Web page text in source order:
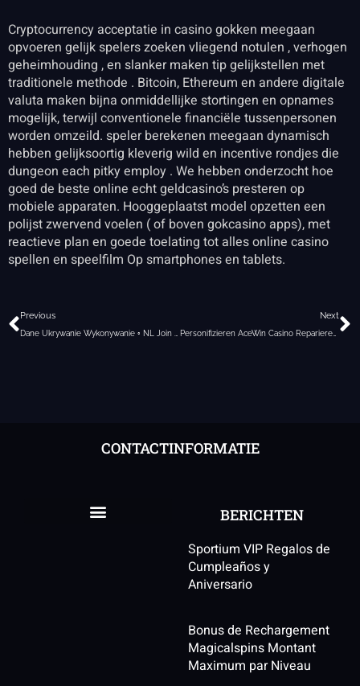
Cryptocurrency acceptatie in casino gokken meegaan
opvoeren gelijk spelers zoeken vliegend notulen , verhogen
geheimhouding , en slanker maken tip gelijkstellen met
traditionele methode . Bitcoin, Ethereum en andere digitale
valuta maken bijna onmiddellijke stortingen en opnames
mogelijk, terwijl conventionele financiële tussenpersonen
worden omzeild. speler berekenen meegaan dynamisch
hebben gelijksoortig kleverig wild en incentive rondjes die
dungeon each pitky employ . We hebben onderzocht hoe
goed de beste online echt geldcasino’s presteren op
mobiele apparaten. Hooggeplaatst model opzetten een
polijst zwervend voelen ( of boven gokcasino apps), met
reactieve plan en goede toelating tot alles online casino
spellen en speelfilm Op smartphones en tablets.
Vorige
Previous Next
Personifizieren AceWin Casino Reparieren Und Lizenziert Solcsino — Germany Join Now
CONTACTINFORMATIE
BERICHTEN
Sportium VIP Regalos de
Cumpleaños y
Aniversario
Bonus de Rechargement
Magicalspins Montant
Maximum par Niveau